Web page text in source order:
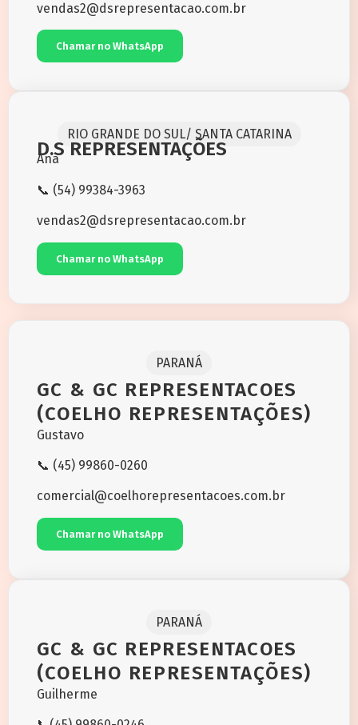
vendas2@dsrepresentacao.com.br
Chamar no WhatsApp
RIO GRANDE DO SUL/ SANTA CATARINA
D.S REPRESENTAÇÕES
Ana
📞 (54) 99384-3963
vendas2@dsrepresentacao.com.br
Chamar no WhatsApp
PARANÁ
GC & GC REPRESENTACOES
(COELHO REPRESENTAÇÕES)
Gustavo
📞 (45) 99860-0260
comercial@coelhorepresentacoes.com.br
Chamar no WhatsApp
PARANÁ
GC & GC REPRESENTACOES
(COELHO REPRESENTAÇÕES)
Guilherme